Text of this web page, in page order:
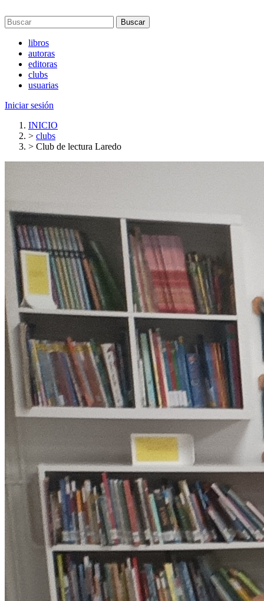
Buscar
libros
autoras
editoras
clubs
usuarias
Iniciar sesión
INICIO
> clubs
> Club de lectura Laredo